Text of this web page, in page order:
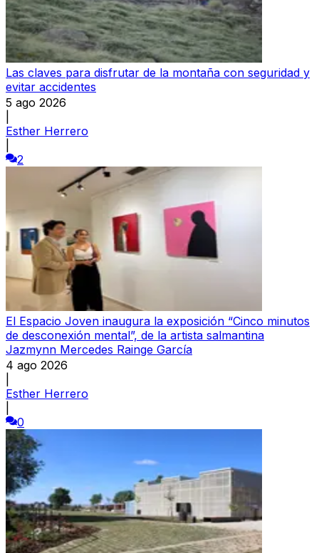
Las claves para disfrutar de la montaña con seguridad y
evitar accidentes
5 ago 2026
Esther Herrero
2
El Espacio Joven inaugura la exposición “Cinco minutos
de desconexión mental”, de la artista salmantina
Jazmynn Mercedes Rainge García
4 ago 2026
Esther Herrero
0